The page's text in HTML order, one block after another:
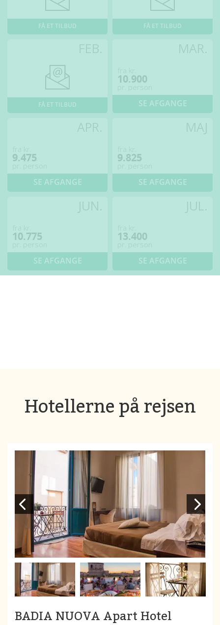
FÅ ET TILBUD FÅ ET TILBUD
FÅ ET TILBUD
10.900
SE AFGANGE
9.475
SE AFGANGE
9.825
SE AFGANGE
10.775
SE AFGANGE
13.400
SE AFGANGE
Hotellerne på rejsen
BADIA NUOVA Apart Hotel